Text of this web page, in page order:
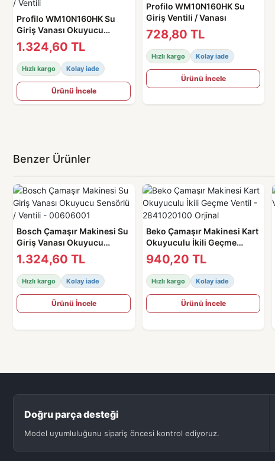
Profilo WM10N160HK Su
Giriş Vanası Okuyucu
Sensörlü / Ventili
1.324,60 TL
Hızlı kargo Kolay iade
Ürünü İncele
Profilo WM10N160HK Su
Giriş Ventili / Vanası
728,80 TL
Hızlı kargo Kolay iade
Ürünü İncele
Benzer Ürünler
Bosch Çamaşır Makinesi Su
Giriş Vanası Okuyucu
Sensörlü / Ventili -
00606001
1.324,60 TL
Hızlı kargo Kolay iade
Ürünü İncele
Beko Çamaşır Makinesi Kart
Okuyuculu İkili Geçme
Ventil - 2841020100 Orjinal
940,20 TL
Hızlı kargo Kolay iade
Ürünü İncele
Doğru parça desteği
Model uyumluluğunu sipariş öncesi kontrol ediyoruz.